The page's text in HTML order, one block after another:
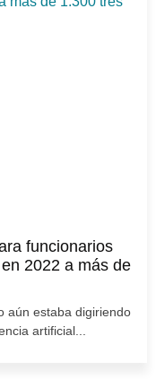
funcionarios
2022 a más de
aún estaba digiriendo
artificial...